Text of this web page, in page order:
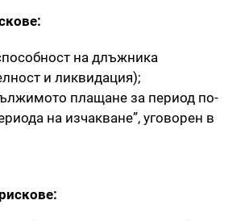
на длъжника
и ликвидация);
плащане за период по-
на изчакване”, уговорен в